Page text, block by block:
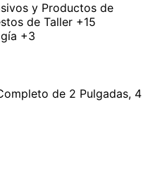
y Productos de
de Taller +15
+3
de 2 Pulgadas, 4